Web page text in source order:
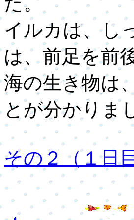
イルカは、し
は、前足を前
海の生き物は
とが分かりま
その２（１日